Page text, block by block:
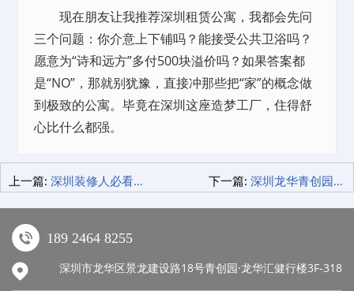
现在朋友让我推荐深圳租赁公寓，我都会先问
三个问题：你介意上下铺吗？能接受公共卫浴吗？
愿意为“诗和远方”多付500块溢价吗？如果答案都
是“NO”，那就别犹豫，直接冲那些把“家”的概念做
到极致的公寓。毕竟在深圳这座造梦工厂，住得舒
心比什么都强。
上一篇: 深圳装修人必看！我在青创美居挖到哪些"隐藏款"？ 下一篇: 深圳龙华青创园：创业者的避风港，中小微企业的福音
189 2464 8255
深圳市龙华区景龙建设路18号青创园·龙华汇健行楼3F-318